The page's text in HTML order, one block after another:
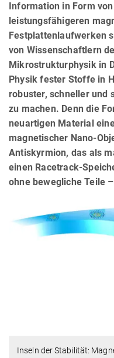
Information in Form
leistungsfähigeren
Festplattenlaufwerken
von Wissenschaftlern
Mikrostrukturphysik in
Physik fester Stoffe in
robuster, schneller und
zu machen. Denn die
neuartigen Material
magnetischer Nano-
Antiskyrmion, das als
einen Racetrack-
ohne bewegliche Teile
Inseln der Stabilität: